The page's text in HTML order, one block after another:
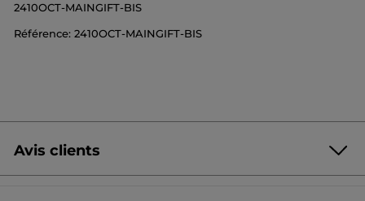
2410OCT-MAINGIFT-BIS
Référence: 2410OCT-MAINGIFT-BIS
Avis clients